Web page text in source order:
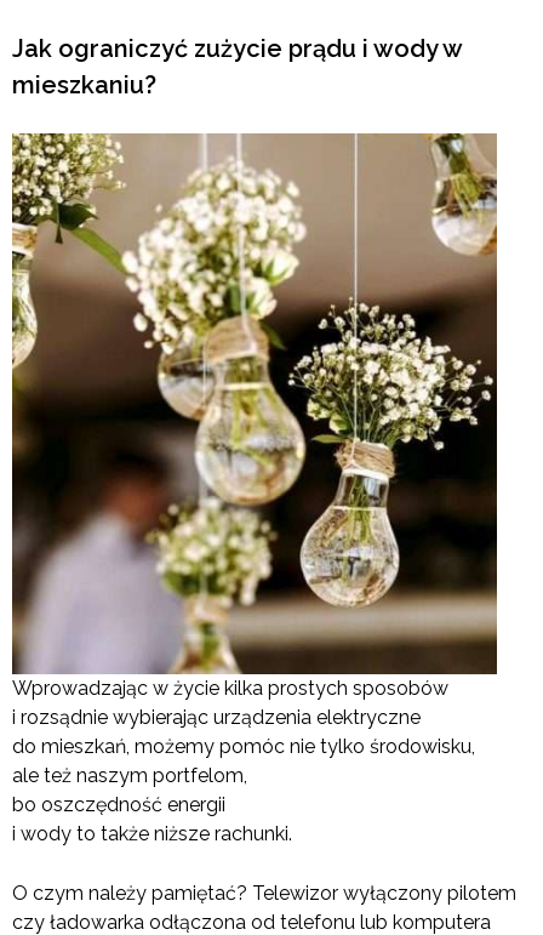
Jak ograniczyć zużycie prądu i wody w
mieszkaniu?
Wprowadzając w życie kilka prostych sposobów
i rozsądnie wybierając urządzenia elektryczne
do mieszkań, możemy pomóc nie tylko środowisku,
ale też naszym portfelom,
bo oszczędność energii
i wody to także niższe rachunki.
O czym należy pamiętać? Telewizor wyłączony pilotem
czy ładowarka odłączona od telefonu lub komputera